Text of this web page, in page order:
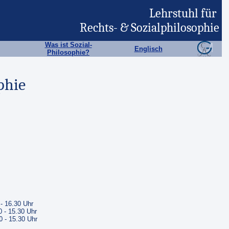
Lehrstuhl für
Rechts- & Sozialphilosophie
Was ist Sozial-
Philosophie?
Englisch
16.30 Uhr
- 15.30 Uhr
- 15.30 Uhr